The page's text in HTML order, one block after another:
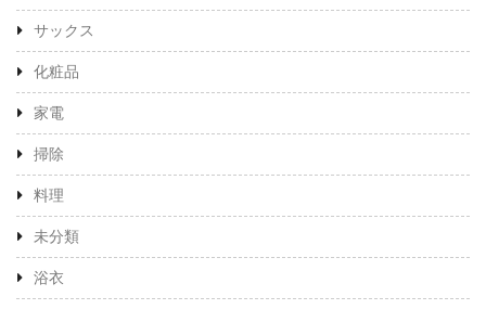
サックス
化粧品
家電
掃除
料理
未分類
浴衣